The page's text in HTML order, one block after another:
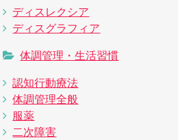
ディスレクシア
ディスグラフィア
体調管理・生活習慣
認知行動療法
体調管理全般
服薬
二次障害